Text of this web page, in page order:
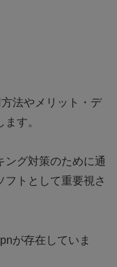
法やメリット・デ
す。
ング対策のために通
フトとして重要視さ
が存在していま